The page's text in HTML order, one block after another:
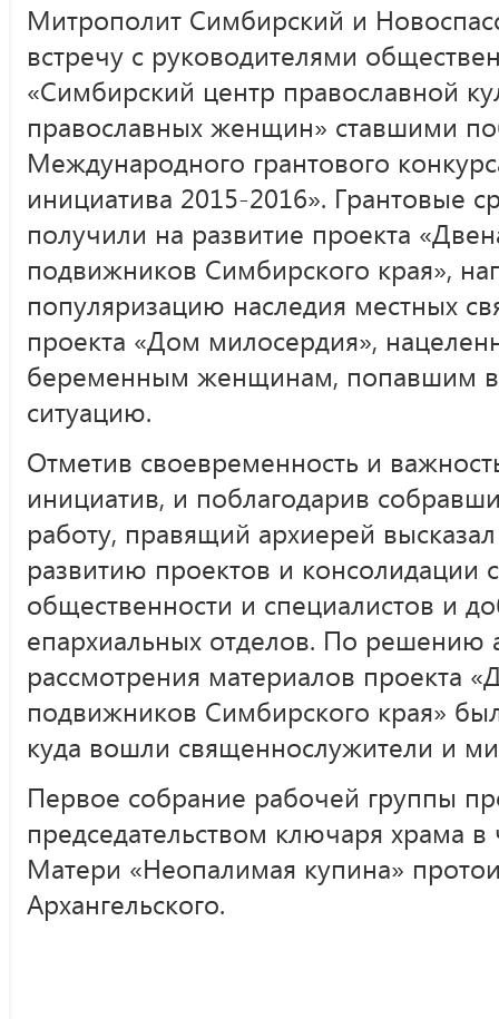
Митрополит Симбирский и
встречу с руководителями
«Симбирский центр православной
православных женщин» ставшими
Международного грантового
инициатива 2015-2016». Грантовые
получили на развитие проекта
подвижников Симбирского края»,
популяризацию наследия местных
проекта «Дом милосердия»,
беременным женщинам, попавшим
ситуацию.
Отметив своевременность и
инициатив, и поблагодарив
работу, правящий архиерей
развитию проектов и консолидации
общественности и специалистов и
епархиальных отделов. По решению
рассмотрения материалов проекта
подвижников Симбирского края»
куда вошли священнослужители и
Первое собрание рабочей группы
председательством ключаря храма
Матери «Неопалимая купина»
Архангельского.